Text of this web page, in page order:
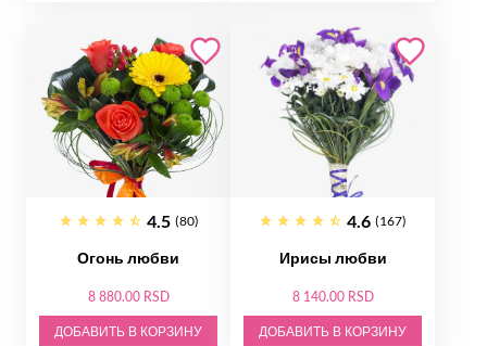
4.5 (80)
Огонь любви
8 880.00 RSD
ДОБАВИТЬ В КОРЗИНУ
4.6 (167)
Ирисы любви
8 140.00 RSD
ДОБАВИТЬ В КОРЗИНУ